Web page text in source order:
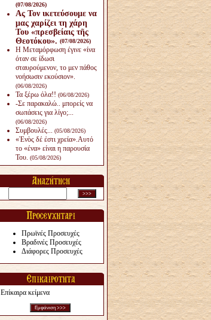
(07/08/2026)
Ας Τον ικετεύσουμε να
μας χαρίζει τη χάρη
Του «πρεσβείαις τῆς
Θεοτόκου». (07/08/2026)
Η Μεταμόρφωση έγινε «ίνα
όταν σε ίδωσι
σταυρούμενον, το μεν πάθος
νοήσωσιν εκούσιον».
(06/08/2026)
Τα ξέρω όλα!! (06/08/2026)
-Σε παρακαλώ.. μπορείς να
σωπάσεις για λίγο;...
(06/08/2026)
Συμβουλές... (05/08/2026)
«Ἑνὸς δέ ἐστι χρεία».Αυτό
το «ένα» είναι η παρουσία
Του. (05/08/2026)
Πρωϊνές Προσευχές
Βραδινές Προσευχές
Διάφορες Προσευχές
Επίκαιρα κείμενα